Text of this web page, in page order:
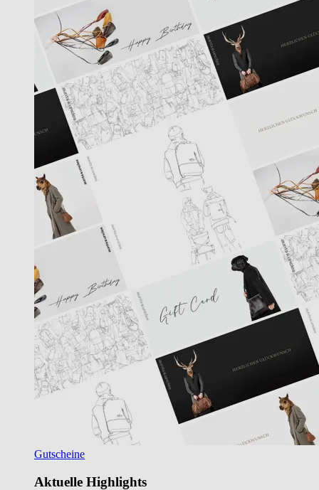
Gutscheine
Aktuelle Highlights